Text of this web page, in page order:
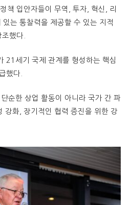
책 입안자들이 무역, 투자, 혁신, 리
는 통찰력을 제공할 수 있는 지적
했다.
21세기 국제 관계를 형성하는 핵심
했다.
순한 상업 활동이 아니라 국가 간 파
강화, 장기적인 협력 증진을 위한 강